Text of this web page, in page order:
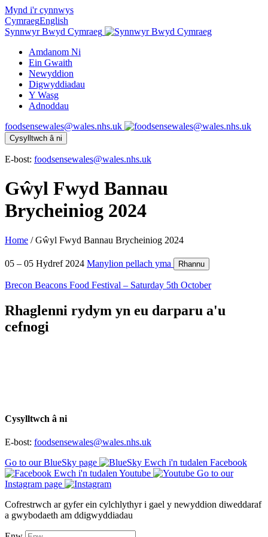
Mynd i'r cynnwys
CymraegEnglish
Synnwyr Bwyd Cymraeg
Amdanom Ni
Ein Gwaith
Newyddion
Digwyddiadau
Y Wasg
Adnoddau
foodsensewales@wales.nhs.uk
Cysylltwch â ni
E-bost: foodsensewales@wales.nhs.uk
Gŵyl Fwyd Bannau
Brycheiniog 2024
Home /Gŵyl Fwyd Bannau Brycheiniog 2024
05 – 05 Hydref 2024 Manylion pellach yma Rhannu
Brecon Beacons Food Festival – Saturday 5th October
Rhaglenni rydym yn eu darparu a'u
cefnogi
Cysylltwch â ni
E-bost: foodsensewales@wales.nhs.uk
Go to our BlueSky page
Ewch i'n tudalen Facebook
Ewch i'n tudalen Youtube
Go to our
Instagram page
Cofrestrwch ar gyfer ein cylchlythyr i gael y newyddion diweddaraf
a gwybodaeth am ddigwyddiadau